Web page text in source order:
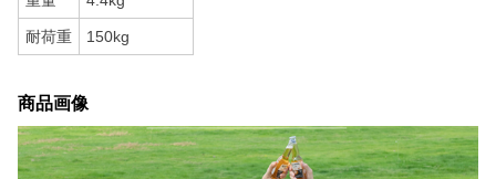
耐荷重 150kg
商品画像